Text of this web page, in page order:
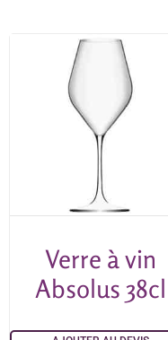
Verre à vin
Absolus 38cl